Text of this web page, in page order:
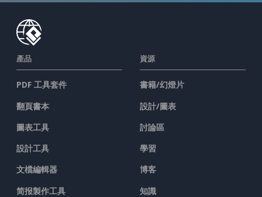
產品
PDF 工具套件
翻頁書本
圖表工具
設計工具
文檔編輯器
简报製作工具
資源
書籍/幻燈片
設計/圖表
討論區
學習
博客
知識